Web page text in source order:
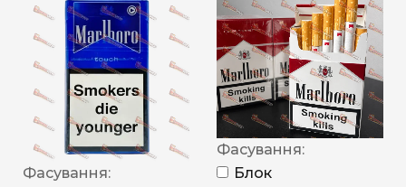
Фасування:
Фасування:
Блок